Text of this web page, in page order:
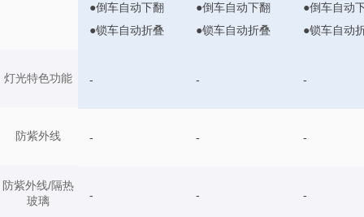
灯光特色功能
防紫外线
防紫外线/隔热
玻璃
●倒车自动下翻
●锁车自动折叠
●倒车自动下翻
●锁车自动折叠
●倒车自动
●锁车自动
- - -
- - -
- - -